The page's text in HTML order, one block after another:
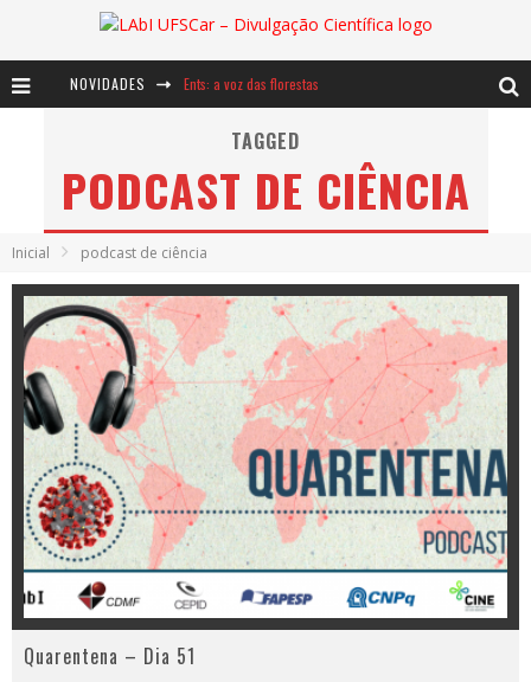
NOVIDADES Ents: a voz das florestas
Notáveis: Bertha Lutz
Baú de Histórias - A jamais imaginada aventura com os moinhos de vento
TAGGED
PODCAST DE CIÊNCIA
Inicial podcast de ciência
Quarentena – Dia 51